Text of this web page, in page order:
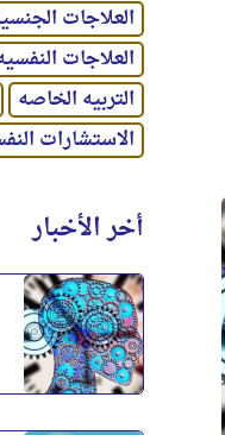
العلاجات
العلاجات
التربيه الخاصه
الاستشارات
أخر الأخبار